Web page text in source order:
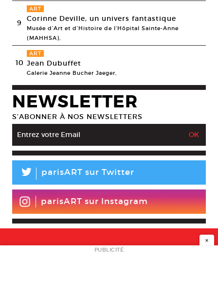
9
ART
Corinne Deville, un univers fantastique
Musée d’Art et d’Histoire de l’Hôpital Sainte-Anne
(MAHHSA),
10
ART
Jean Dubuffet
Galerie Jeanne Bucher Jaeger,
NEWSLETTER
S’ABONNER À NOS NEWSLETTERS
L parisART sur Twitter
parisART sur Instagram
NEWSLETTER
×
PUBLICITÉ